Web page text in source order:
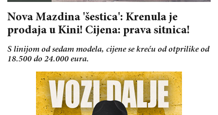
Nova Mazdina 'šestica': Krenula je
prodaja u Kini! Cijena: prava sitnica!
S linijom od sedam modela, cijene se kreću od otprilike od
18.500 do 24.000 eura.